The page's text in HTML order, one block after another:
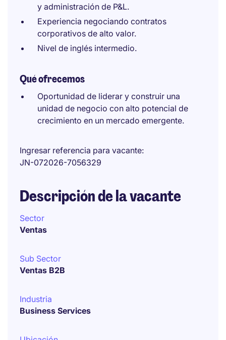
y administración de P&L.
Experiencia negociando contratos
corporativos de alto valor.
Nivel de inglés intermedio.
Qué ofrecemos
Oportunidad de liderar y construir una
unidad de negocio con alto potencial de
crecimiento en un mercado emergente.
Ingresar referencia para vacante
JN-072026-7056329
Descripción de la vacante
Sector
Ventas
Sub Sector
Ventas B2B
Industria
Business Services